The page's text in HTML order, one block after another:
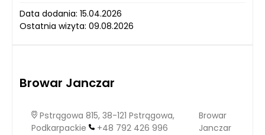
Data dodania: 15.04.2026
Ostatnia wizyta: 09.08.2026
Browar Janczar
Pstrągowa 815, 38-121 Pstrągowa,
Podkarpackie
+48 792 426 996
Browar
Janczar